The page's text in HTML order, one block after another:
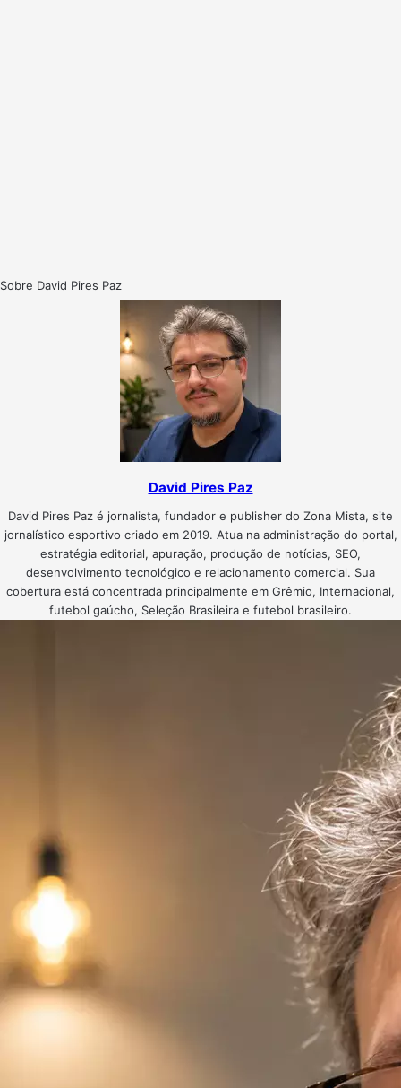
Sobre David Pires Paz
David Pires Paz
David Pires Paz é jornalista, fundador e publisher do Zona Mista, site
jornalístico esportivo criado em 2019. Atua na administração do portal,
estratégia editorial, apuração, produção de notícias, SEO,
desenvolvimento tecnológico e relacionamento comercial. Sua
cobertura está concentrada principalmente em Grêmio, Internacional,
futebol gaúcho, Seleção Brasileira e futebol brasileiro.